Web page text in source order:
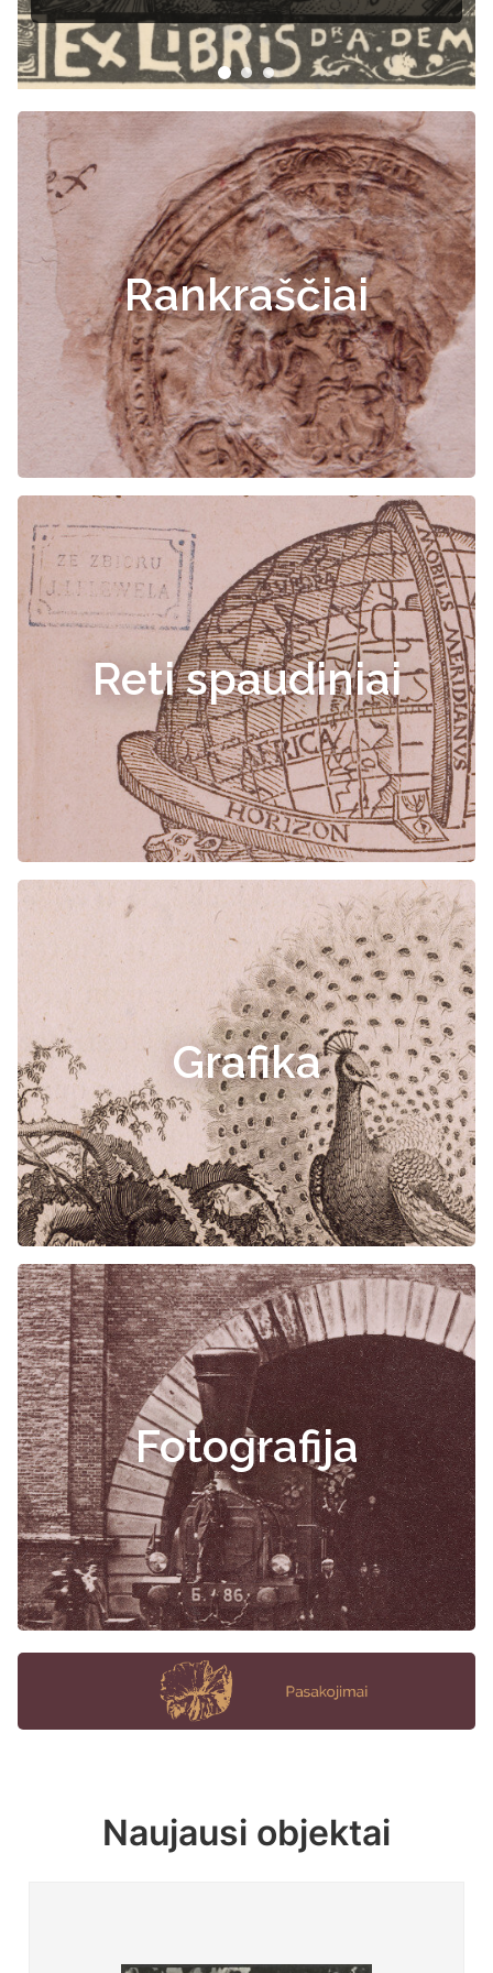
Rankraščiai
Reti spaudiniai
Grafika
Fotografija
Naujausi objektai